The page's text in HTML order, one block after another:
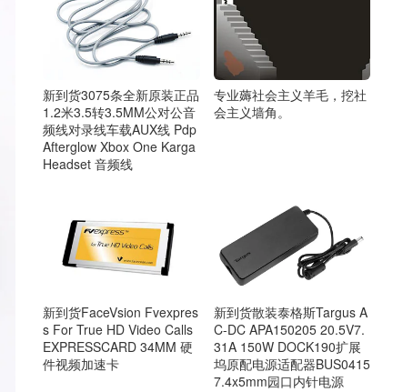
新到货3075条全新原装正品
1.2米3.5转3.5MM公对公音
频线对录线车载AUX线 Pdp
Afterglow Xbox One Karga
Headset 音频线
专业薅社会主义羊毛，挖社
会主义墙角。
新到货FaceVsion Fvexpres
s For True HD Video Calls
EXPRESSCARD 34MM 硬
件视频加速卡
新到货散装泰格斯Targus A
C-DC APA150205 20.5V7.
31A 150W DOCK190扩展
坞原配电源适配器BUS0415
7.4x5mm园口内针电源